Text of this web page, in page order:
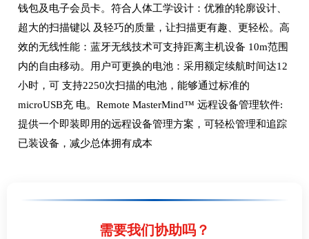
钱包及电子会员卡。符合人体工学设计：优雅的轮廓设计、
超大的扫描键以 及轻巧的质量，让扫描更有趣、更轻松。高
效的无线性能：蓝牙无线技术可支持距离主机设备 10m范围
内的自由移动。用户可更换的电池：采用额定续航时间达12
小时，可 支持2250次扫描的电池，能够通过标准的
microUSB充 电。Remote MasterMind™ 远程设备管理软件:
提供一个即装即用的远程设备管理方案，可轻松管理和追踪
已装设备，减少总体拥有成本
需要我们协助吗？